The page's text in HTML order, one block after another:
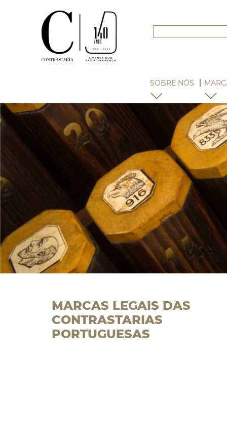
SOBRE NÓS
MARCAS LEGAIS DAS
CONTRASTARIAS
PORTUGUESAS